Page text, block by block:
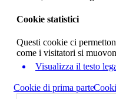
Cookie statistici
Questi cookie ci
come i visitatori si
Visualizza il testo
Cookie di prima parte